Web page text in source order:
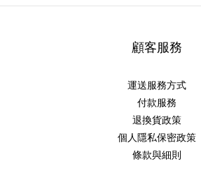
顧客服務
運送服務方式
付款服務
退換貨政策
個人隱私保密政策
條款與細則